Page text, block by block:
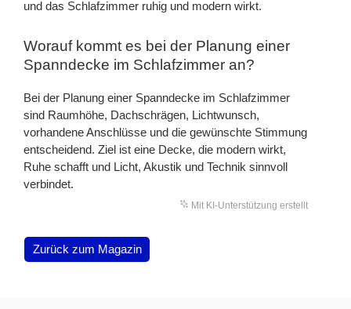
und das Schlafzimmer ruhig und modern wirkt.
Worauf kommt es bei der Planung einer
Spanndecke im Schlafzimmer an?
Bei der Planung einer Spanndecke im Schlafzimmer
sind Raumhöhe, Dachschrägen, Lichtwunsch,
vorhandene Anschlüsse und die gewünschte Stimmung
entscheidend. Ziel ist eine Decke, die modern wirkt,
Ruhe schafft und Licht, Akustik und Technik sinnvoll
verbindet.
Mit KI-Unterstützung erstellt
Zurück zum Magazin